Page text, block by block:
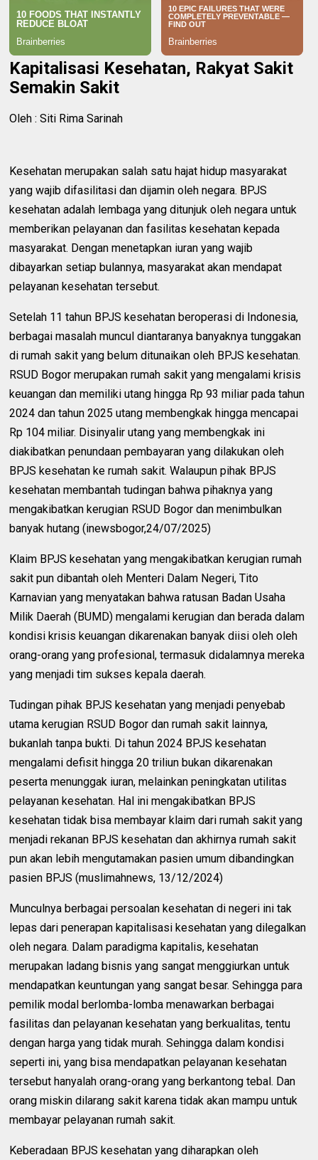
Kapitalisasi Kesehatan, Rakyat Sakit
Semakin Sakit
Oleh : Siti Rima Sarinah
Kesehatan merupakan salah satu hajat hidup masyarakat
yang wajib difasilitasi dan dijamin oleh negara. BPJS
kesehatan adalah lembaga yang ditunjuk oleh negara untuk
memberikan pelayanan dan fasilitas kesehatan kepada
masyarakat. Dengan menetapkan iuran yang wajib
dibayarkan setiap bulannya, masyarakat akan mendapat
pelayanan kesehatan tersebut.
Setelah 11 tahun BPJS kesehatan beroperasi di Indonesia,
berbagai masalah muncul diantaranya banyaknya tunggakan
di rumah sakit yang belum ditunaikan oleh BPJS kesehatan.
RSUD Bogor merupakan rumah sakit yang mengalami krisis
keuangan dan memiliki utang hingga Rp 93 miliar pada tahun
2024 dan tahun 2025 utang membengkak hingga mencapai
Rp 104 miliar. Disinyalir utang yang membengkak ini
diakibatkan penundaan pembayaran yang dilakukan oleh
BPJS kesehatan ke rumah sakit. Walaupun pihak BPJS
kesehatan membantah tudingan bahwa pihaknya yang
mengakibatkan kerugian RSUD Bogor dan menimbulkan
banyak hutang (inewsbogor,24/07/2025)
Klaim BPJS kesehatan yang mengakibatkan kerugian rumah
sakit pun dibantah oleh Menteri Dalam Negeri, Tito
Karnavian yang menyatakan bahwa ratusan Badan Usaha
Milik Daerah (BUMD) mengalami kerugian dan berada dalam
kondisi krisis keuangan dikarenakan banyak diisi oleh oleh
orang-orang yang profesional, termasuk didalamnya mereka
yang menjadi tim sukses kepala daerah.
Tudingan pihak BPJS kesehatan yang menjadi penyebab
utama kerugian RSUD Bogor dan rumah sakit lainnya,
bukanlah tanpa bukti. Di tahun 2024 BPJS kesehatan
mengalami defisit hingga 20 triliun bukan dikarenakan
peserta menunggak iuran, melainkan peningkatan utilitas
pelayanan kesehatan. Hal ini mengakibatkan BPJS
kesehatan tidak bisa membayar klaim dari rumah sakit yang
menjadi rekanan BPJS kesehatan dan akhirnya rumah sakit
pun akan lebih mengutamakan pasien umum dibandingkan
pasien BPJS (muslimahnews, 13/12/2024)
Munculnya berbagai persoalan kesehatan di negeri ini tak
lepas dari penerapan kapitalisasi kesehatan yang dilegalkan
oleh negara. Dalam paradigma kapitalis, kesehatan
merupakan ladang bisnis yang sangat menggiurkan untuk
mendapatkan keuntungan yang sangat besar. Sehingga para
pemilik modal berlomba-lomba menawarkan berbagai
fasilitas dan pelayanan kesehatan yang berkualitas, tentu
dengan harga yang tidak murah. Sehingga dalam kondisi
seperti ini, yang bisa mendapatkan pelayanan kesehatan
tersebut hanyalah orang-orang yang berkantong tebal. Dan
orang miskin dilarang sakit karena tidak akan mampu untuk
membayar pelayanan rumah sakit.
Keberadaan BPJS kesehatan yang diharapkan oleh